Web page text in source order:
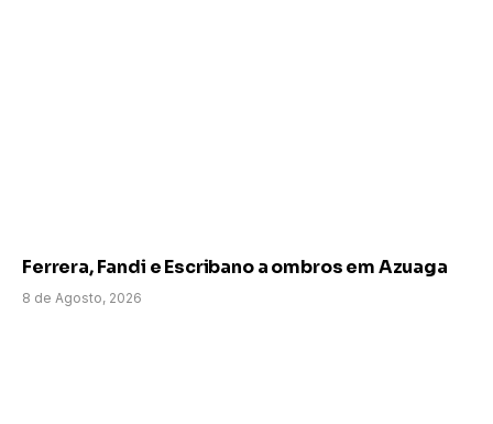
Ferrera, Fandi e Escribano a ombros em Azuaga
8 de Agosto, 2026